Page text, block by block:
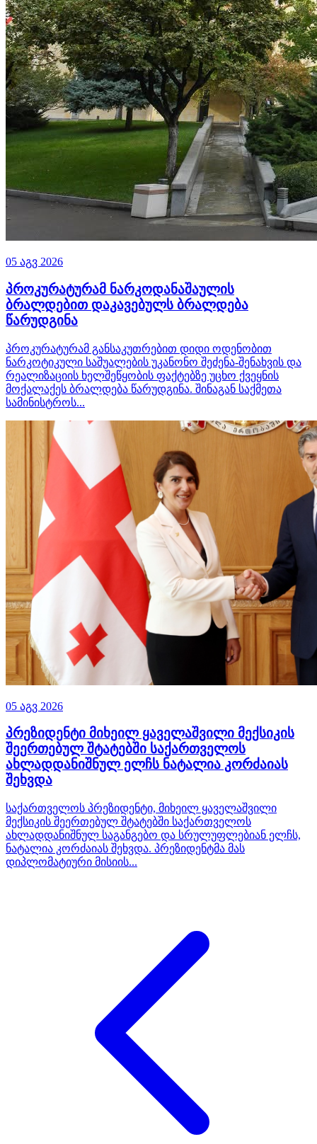
05 აგვ 2026
პროკურატურამ ნარკოდანაშაულის
ბრალდებით დაკავებულს ბრალდება
წარუდგინა
პროკურატურამ განსაკუთრებით დიდი ოდენობით
ნარკოტიკული საშუალების უკანონო შეძენა-შენახვის და
რეალიზაციის ხელშეწყობის ფაქტებზე უცხო ქვეყნის
მოქალაქეს ბრალდება წარუდგინა. შინაგან საქმეთა
სამინისტროს...
05 აგვ 2026
პრეზიდენტი მიხეილ ყაველაშვილი მექსიკის
შეერთებულ შტატებში საქართველოს
ახლადდანიშნულ ელჩს ნატალია კორძაიას
შეხვდა
საქართველოს პრეზიდენტი, მიხეილ ყაველაშვილი
მექსიკის შეერთებულ შტატებში საქართველოს
ახლადდანიშნულ საგანგებო და სრულუფლებიან ელჩს,
ნატალია კორძაიას შეხვდა. პრეზიდენტმა მას
დიპლომატიური მისიის...